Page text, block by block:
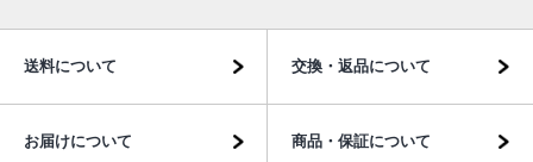
送料について 交換・返品について
お届けについて 商品・保証について